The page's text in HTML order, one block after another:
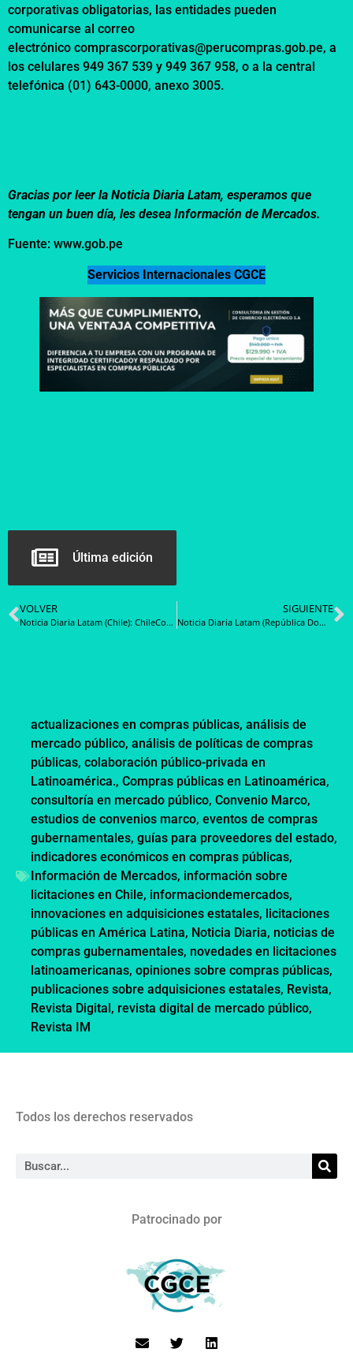
corporativas obligatorias, las entidades pueden
comunicarse al correo
electrónico comprascorporativas@perucompras.gob.pe, a
los celulares 949 367 539 y 949 367 958, o a la central
telefónica (01) 643-0000, anexo 3005.
Gracias por leer la Noticia Diaria Latam, esperamos que
tengan un buen día, les desea Información de Mercados.
Fuente: www.gob.pe
Servicios Internacionales CGCE
Última edición
VOLVER
Noticia Diaria Latam (Chile): ChileCompra inicia proceso de Cuenta Pública Participativa compartiendo documento preliminar con el Cosoc
SIGUIENTE
Noticia Diaria Latam (República Dominicana): DGCP suspende de oficio proceso de compras del Ayuntamiento de Las Terrenas
actualizaciones en compras públicas, análisis de
mercado público, análisis de políticas de compras
públicas, colaboración público-privada en
Latinoamérica., Compras públicas en Latinoamérica,
consultoría en mercado público, Convenio Marco,
estudios de convenios marco, eventos de compras
gubernamentales, guías para proveedores del estado,
indicadores económicos en compras públicas,
Información de Mercados, información sobre
licitaciones en Chile, informaciondemercados,
innovaciones en adquisiciones estatales, licitaciones
públicas en América Latina, Noticia Diaria, noticias de
compras gubernamentales, novedades en licitaciones
latinoamericanas, opiniones sobre compras públicas,
publicaciones sobre adquisiciones estatales, Revista,
Revista Digital, revista digital de mercado público,
Revista IM
Todos los derechos reservados
Patrocinado por